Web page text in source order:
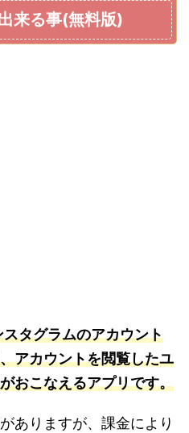
来る事(無料版)
スタグラムのアカウント
アカウントを閲覧したユ
おこなえるアプリです。
ありますが、課金により